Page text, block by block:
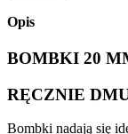
Opis
BOMBKI 20
RĘCZNIE
Bombki nadają się